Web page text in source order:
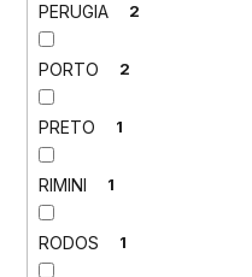
PERUGIA 2
PORTO 2
PRETO 1
RIMINI 1
RODOS 1